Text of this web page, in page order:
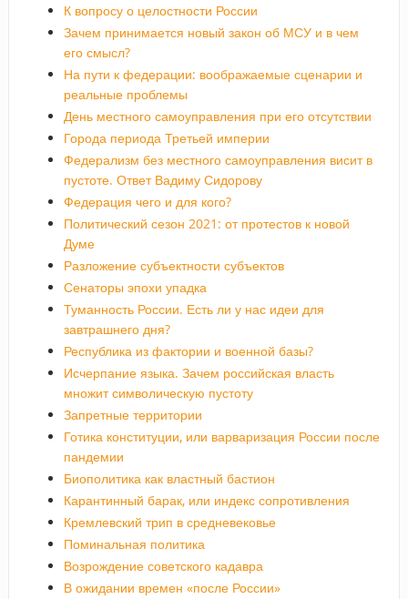
К вопросу о целостности России
Зачем принимается новый закон об МСУ и в чем
его смысл?
На пути к федерации: воображаемые сценарии и
реальные проблемы
День местного самоуправления при его отсутствии
Города периода Третьей империи
Федерализм без местного самоуправления висит в
пустоте. Ответ Вадиму Сидорову
Федерация чего и для кого?
Политический сезон 2021: от протестов к новой
Думе
Разложение субъектности субъектов
Сенаторы эпохи упадка
Туманность России. Есть ли у нас идеи для
завтрашнего дня?
Республика из фактории и военной базы?
Исчерпание языка. Зачем российская власть
множит символическую пустоту
Запретные территории
Готика конституции, или варваризация России после
пандемии
Биополитика как властный бастион
Карантинный барак, или индекс сопротивления
Кремлевский трип в средневековье
Поминальная политика
Возрождение советского кадавра
В ожидании времен «после России»